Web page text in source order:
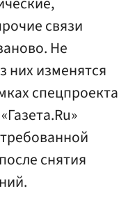
связи
Не
них изменятся
спецпроекта
снятия